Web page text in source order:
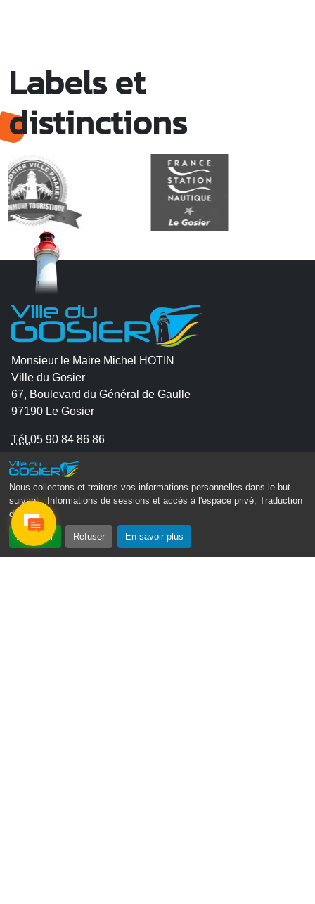
Nous collectons et traitons vos informations personnelles dans le but
suivant :
Informations de sessions et accès à l'espace privé, Traduction
des pages .
Accepter Refuser En savoir plus
Labels et
distinctions
Monsieur le Maire Michel HOTIN
Ville du Gosier
67, Boulevard du Général de Gaulle
97190 Le Gosier
Tél.05 90 84 86 86
Envoyer un email
Contacter la P.R.A.D.A
Contactez le délégué à la protection des données
personnelles - D.P.O
Suivez-nous